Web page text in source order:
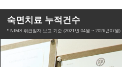
숙면치료 누적건수
* NIMS 취급일자 보고 기준 (2021년 04월 ~ 2026년07월)